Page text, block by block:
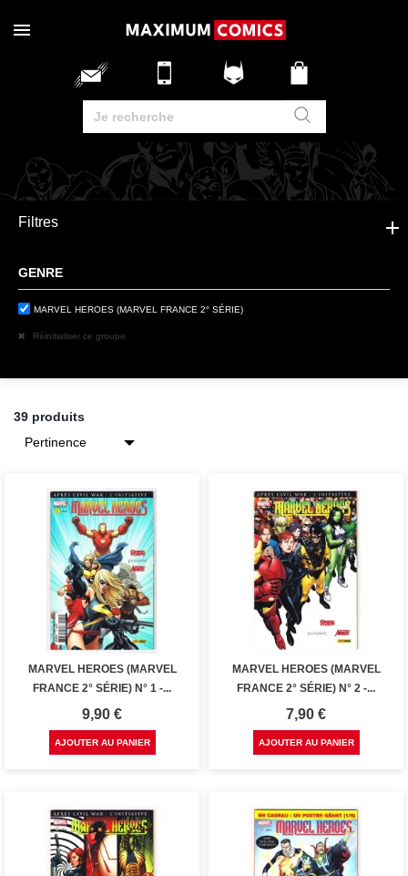
Filtres
GENRE
MARVEL HEROES (MARVEL FRANCE 2° SÉRIE)
Réinitialiser ce groupe
39 produits
MARVEL HEROES (MARVEL
FRANCE 2° SÉRIE) N° 1 -...
Prix
9,90 €
AJOUTER AU PANIER
MARVEL HEROES (MARVEL
FRANCE 2° SÉRIE) N° 2 -...
Prix
7,90 €
AJOUTER AU PANIER